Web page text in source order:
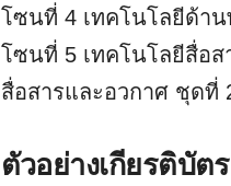
โซนที่ 4 เทคโนโลยีด้าน
โซนที่ 5 เทคโนโลยีสื่อส
สื่อสารและอวกาศ ชุดที่
ตัวอย่างเกียรติบัตร